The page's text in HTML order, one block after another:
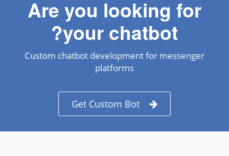
Are you looking for
your chatbot?
Custom chatbot development for messenger
platforms
Get Custom Bot